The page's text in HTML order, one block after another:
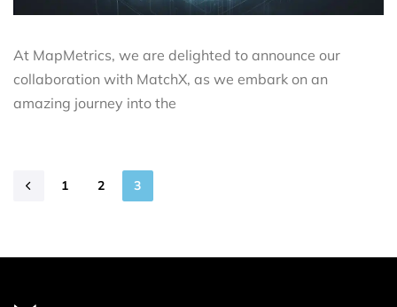
At MapMetrics, we are delighted to announce our
collaboration with MatchX, as we embark on an
amazing journey into the
1 2 3